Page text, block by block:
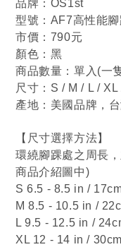
品牌：OS1st
型號：AF7高性能
市價：790元
顏色：黑
商品數量：單入(一
尺寸：S / M / L / XL
產地：美國品牌，
【尺寸選擇方法】
環繞腳踝處之周長
商品介紹圖中)
S 6.5 - 8.5 in /
M 8.5 - 10.5 in /
L 9.5 - 12.5 in /
XL 12 - 14 in /